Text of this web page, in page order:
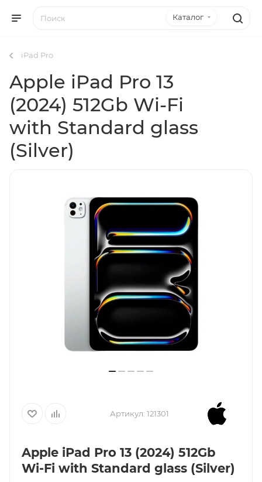
Каталог
iPad Pro
Apple iPad Pro 13
(2024) 512Gb Wi-Fi
with Standard glass
(Silver)
Артикул: 121301
Apple iPad Pro 13 (2024) 512Gb
Wi-Fi with Standard glass (Silver)